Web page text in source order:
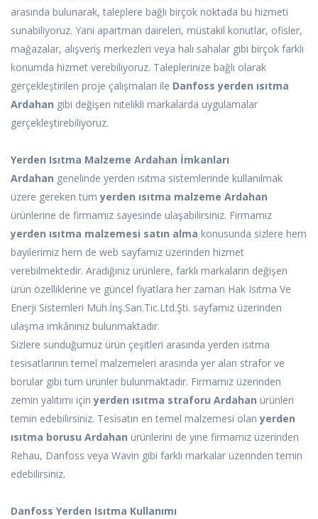
arasında bulunarak, taleplere bağlı birçok noktada bu hizmeti
sunabiliyoruz. Yani apartman daireleri, müstakil konutlar, ofisler,
mağazalar, alışveriş merkezleri veya halı sahalar gibi birçok farklı
konumda hizmet verebiliyoruz. Taleplerinize bağlı olarak
gerçekleştirilen proje çalışmaları ile Danfoss yerden ısıtma
Ardahan gibi değişen nitelikli markalarda uygulamalar
gerçekleştirebiliyoruz.
Yerden Isıtma Malzeme Ardahan İmkanları
Ardahan genelinde yerden ısıtma sistemlerinde kullanılmak
üzere gereken tümyerden ısıtma malzeme Ardahan
ürünlerine de firmamız sayesinde ulaşabilirsiniz. Firmamız
yerden ısıtma malzemesi satın alma konusunda sizlere hem
bayilerimiz hem de web sayfamız üzerinden hizmet
verebilmektedir. Aradığınız ürünlere, farklı markaların değişen
ürün özelliklerine ve güncel fiyatlara her zaman Hak Isıtma Ve
Enerji Sistemleri Müh.İnş.San.Tic.Ltd.Şti. sayfamız üzerinden
ulaşma imkânınız bulunmaktadır.
Sizlere sunduğumuz ürün çeşitleri arasında yerden ısıtma
tesisatlarının temel malzemeleri arasında yer alan strafor ve
borular gibi tüm ürünler bulunmaktadır. Firmamız üzerinden
zemin yalıtımı içinyerden ısıtma straforu Ardahan ürünleri
temin edebilirsiniz. Tesisatın en temel malzemesi olanyerden
ısıtma borusu Ardahan ürünlerini de yine firmamız üzerinden
Rehau, Danfoss veya Wavin gibi farklı markalar üzerinden temin
edebilirsiniz.
Danfoss Yerden Isıtma Kullanımı